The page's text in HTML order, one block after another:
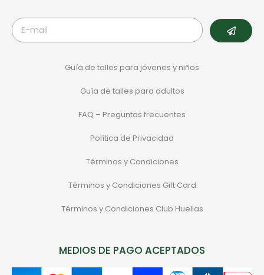
Guía de talles para jóvenes y niños
Guía de talles para adultos
FAQ – Preguntas frecuentes
Política de Privacidad
Términos y Condiciones
Términos y Condiciones Gift Card
Términos y Condiciones Club Huellas
MEDIOS DE PAGO ACEPTADOS